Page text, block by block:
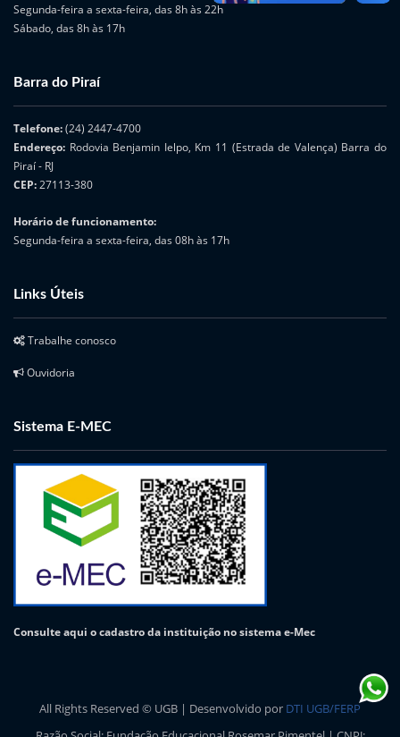
Segunda-feira a sexta-feira, das 8h às 22h
Sábado, das 8h às 17h
Barra do Piraí
Telefone:(24) 2447-4700
Endereço: Rodovia Benjamin Ielpo, Km 11 (Estrada de Valença) Barra do
Piraí - RJ
CEP:27113-380
Horário de funcionamento:
Segunda-feira a sexta-feira, das 08h às 17h
Links Úteis
Trabalhe conosco
Ouvidoria
Sistema E-MEC
Consulte aqui o cadastro da instituição no sistema e-Mec
All Rights Reserved © UGB | Desenvolvido por DTI UGB/FERP